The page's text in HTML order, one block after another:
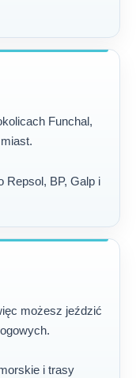
Funchal,
Repsol, BP, Galp i
możesz jeździć
i trasy